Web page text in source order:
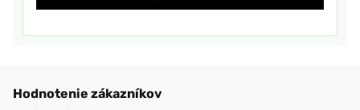
Hodnotenie zákazníkov